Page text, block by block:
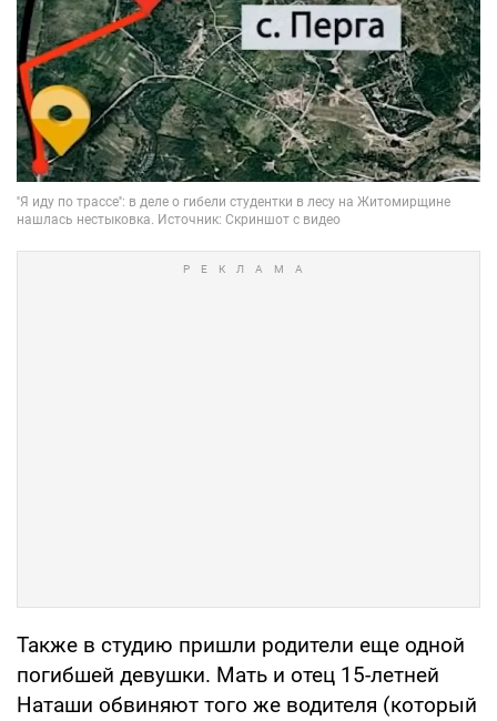
Также в студию пришли родители еще одной
погибшей девушки. Мать и отец 15-летней
Наташи обвиняют того же водителя (который